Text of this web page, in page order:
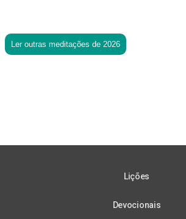
Ler outras meditações de 2026
Lições
Devocionais